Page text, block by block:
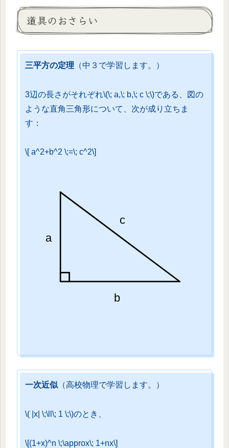
道具のおさらい
三平方の定理 （中３で学習します。）
3辺の長さがそれぞれ\(\; a,\; b,\; c \;\)である、図の
ような直角三角形について、次が成り立ちま
す：
\[ a^2+b^2 \;=\; c^2\]
一次近似 （高校物理で学習します。）
\( |x| \;\ll\; 1 \;\)のとき、
\[(1+x)^n \;\approx\; 1+nx\]